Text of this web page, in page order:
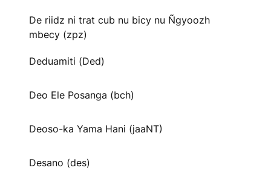
De riidz ni trat cub nu bicy nu Ñgyoozh
mbecy (zpz)
Deduamiti (Ded)
Deo Ele Posanga (bch)
Deoso-ka Yama Hani (jaaNT)
Desano (des)